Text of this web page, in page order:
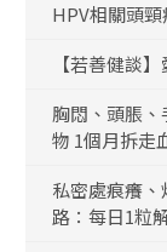
HPV相關頭
【若善健談
胸悶、頭脹
物 1個月拆走
私密處痕癢
路：每日1粒